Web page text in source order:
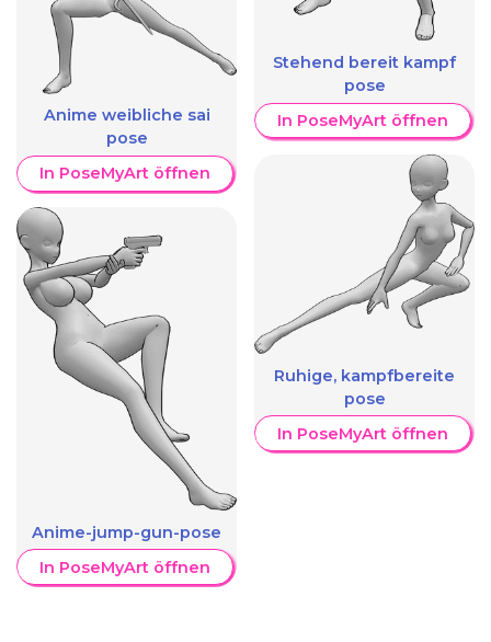
Anime weibliche sai
pose
In PoseMyArt öffnen
Anime-jump-gun-pose
In PoseMyArt öffnen
Stehend bereit kampf
pose
In PoseMyArt öffnen
Ruhige, kampfbereite
pose
In PoseMyArt öffnen